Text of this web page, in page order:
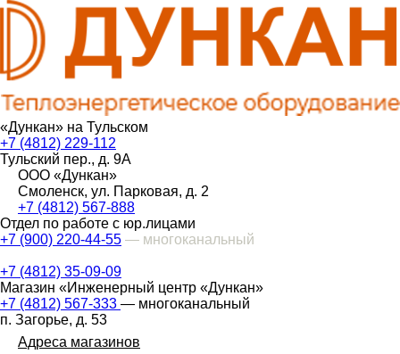
«Дункан» на Тульском
+7 (4812) 229-112
Тульский пер., д. 9А
ООО «Дункан»
Смоленск, ул. Парковая, д. 2
+7 (4812) 567-888
Отдел по работе с юр.лицами
+7 (900) 220-44-55 — многоканальный
+7 (4812) 35-09-09
Магазин «Инженерный центр «Дункан»
+7 (4812) 567-333 — многоканальный
п. Загорье, д. 53
Адреса магазинов